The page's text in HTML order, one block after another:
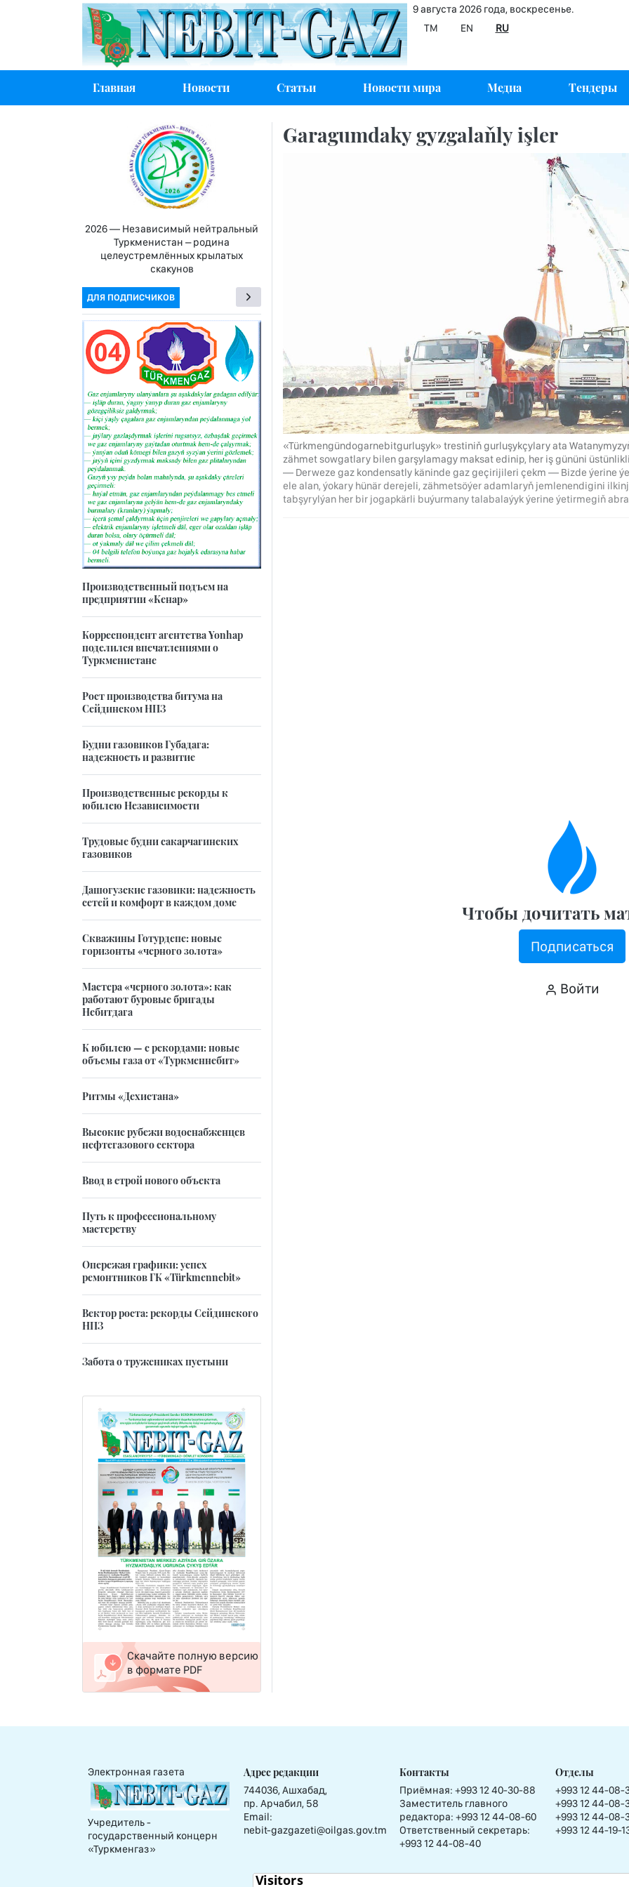
9 августа 2026 года, воскресенье.
TM
EN RU
Главная Новости Статьи Новости мира Медиа Тендеры
Garagumdaky gyzgalaňly işler
«Türkmengündogarnebitgurluşyk» trestiniň gurluşykçylary ata
zähmet sowgatlary bilen garşylamagy maksat edinip, her iş gününi
— Derweze gaz kondensatly käninde gaz geçirijileri çekm — Bizde ýerine
ele alan, ýokary hünär derejeli, zähmetsöýer adamlaryň jemlenendigini
tabşyrylýan her bir jogapkärli buýurmany talabalaýyk ýerine ýetirmegiň
Чтобы дочитать
Подписаться
Войти
2026 — Независимый нейтральный
Туркменистан – родина
целеустремлённых крылатых
скакунов
ДЛЯ ПОДПИСЧИКОВ
Производственный подъем на
предприятии «Кенар»
Корреспондент агентства Yonhap
поделился впечатлениями о
Туркменистане
Рост производства битума на
Сейдинском НПЗ
Будни газовиков Губадага:
надежность и развитие
Производственные рекорды к
юбилею Независимости
Трудовые будни сакарчагинских
газовиков
Дашогузские газовики: надежность
сетей и комфорт в каждом доме
Скважины Готурдепе: новые
горизонты «черного золота»
Мастера «черного золота»: как
работают буровые бригады
Небитдага
К юбилею — с рекордами: новые
объемы газа от «Туркменнебит»
Ритмы «Дехистана»
Высокие рубежи водоснабженцев
нефтегазового сектора
Ввод в строй нового объекта
Путь к профессиональному
мастерству
Опережая графики: успех
ремонтников ГК «Türkmennebit»
Вектор роста: рекорды Сейдинского
НПЗ
Забота о тружениках пустыни
Скачайте полную версию
в формате PDF
Электронная газета
Учредитель -
государственный концерн
«Туркменгаз»
Адрес редакции
744036, Ашхабад,
пр. Арчабил, 58
Email:
nebit-gazgazeti@oilgas.gov.tm
Контакты
Приёмная: +993 12 40-30-88
Заместитель главного
редактора: +993 12 44-08-60
Ответственный секретарь:
+993 12 44-08-40
Отделы
+993 12 44-08-
+993 12 44-08-
+993 12 44-08-
+993 12 44-19-